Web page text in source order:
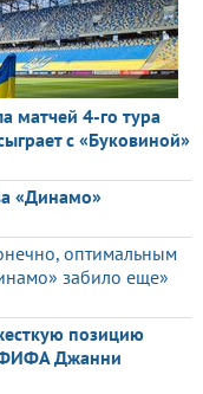
матчей 4-го тура
с «Буковиной»
«Динамо»
оптимальным
забило еще»
позицию
ФИФА Джанни